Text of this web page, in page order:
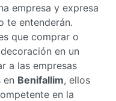
empresa y expresa
te entenderán.
que comprar o
en un
a las empresas
Benifallim, ellos
en la